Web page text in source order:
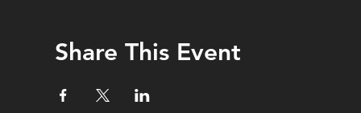
Share This Event